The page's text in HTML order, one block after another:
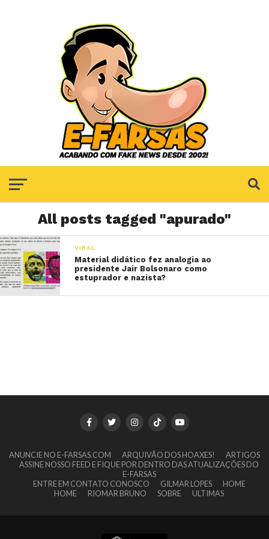
All posts tagged "apurado"
VIRAL
Material didático fez analogia ao
presidente Jair Bolsonaro como
estuprador e nazista?
ANUNCIE NO E-FARSAS.COM ARQUIVÃO DOS HOAXES!
ARTIGOS
ASSINE NOSSO FEED E FIQUE POR DENTRO DAS ATUALIZAÇÕES DO
E-FARSAS
ENTRE EM CONTATO CONOSCO
GILMAR LOPES
HOME
HOME
RIOMAR BRUNO SOBRE ULTIMAS